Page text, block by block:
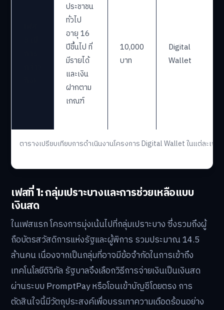
ตารางเปรียบเทียบการดำเนินงานโครงการ Digital Wallet ในแต่ละเฟส
ประชาชน
ทั่วไป
อายุ 16
ปีขึ้นไป ที่
มีรายได้
และเงิน
ฝากตาม
เกณฑ์
10,000
บาท
Digital
Wallet
เฟสที่ 1: กลุ่มเปราะบางและการช่วยเหลือแบบ
เงินสด
ในเฟสแรก โครงการมุ่งเน้นไปที่กลุ่มเปราะบาง ซึ่งรวมถึงผู้
ถือบัตรสวัสดิการแห่งรัฐและผู้พิการ รวมประมาณ 14.5
ล้านคน เนื่องจากเป็นกลุ่มที่อาจมีข้อจำกัดในการเข้าถึง
เทคโนโลยีดิจิทัล รัฐบาลจึงเลือกวิธีการจ่ายเงินเป็นเงินสด
ผ่านระบบ PromptPay หรือโอนเข้าบัญชีโดยตรง การ
ตัดสินใจนี้มีวัตถุประสงค์เพื่อบรรเทาความเดือดร้อนอย่าง